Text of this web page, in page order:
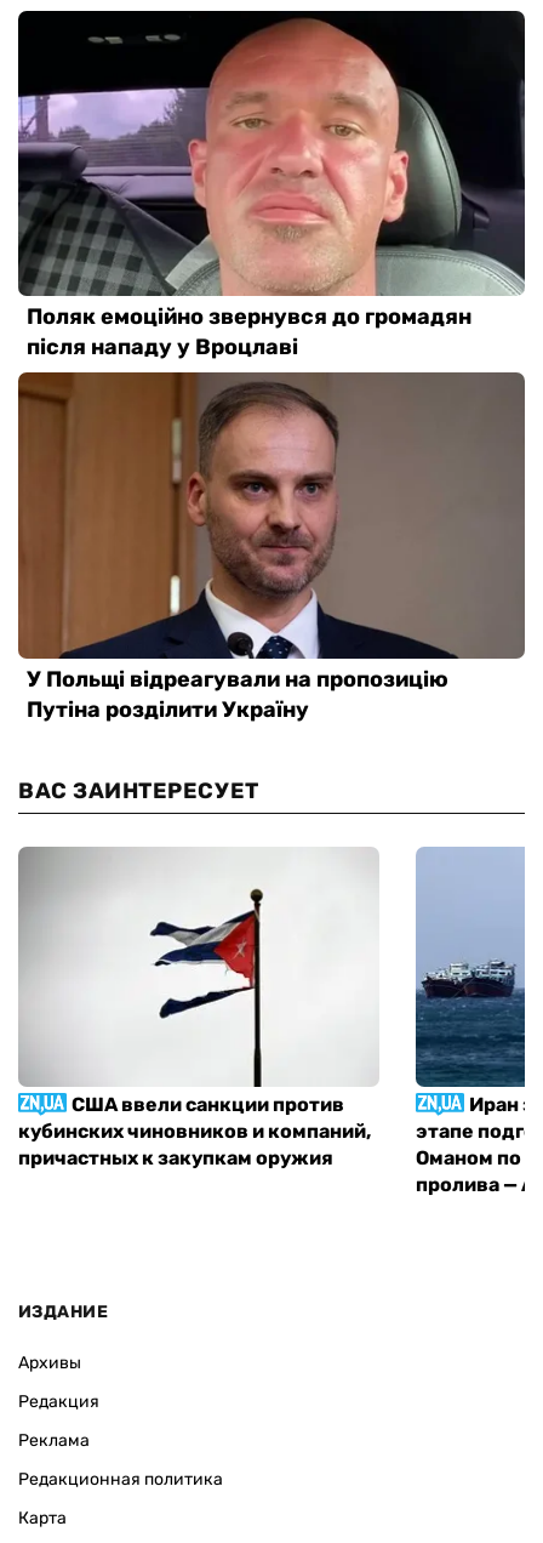
ВАС ЗАИНТЕРЕСУЕТ
США ввели санкции против
кубинских чиновников и компаний,
причастных к закупкам оружия
Иран
этапе
Оманом по
пролива —
ИЗДАНИЕ
Архивы
Редакция
Реклама
Редакционная политика
Карта